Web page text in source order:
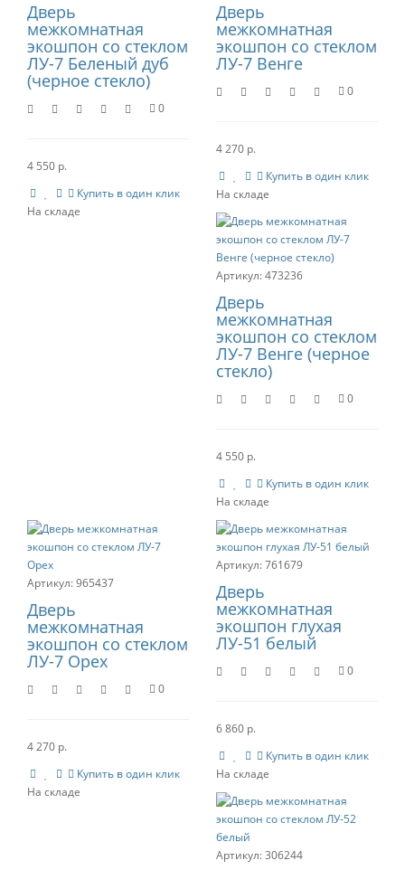
Дверь
межкомнатная
экошпон со стеклом
ЛУ-7 Беленый дуб
(черное стекло)
0
4 550 р.
Купить в один клик
Дверь
межкомнатная
экошпон со стеклом
ЛУ-7 Венге
0
4 270 р.
Купить в один клик
473236
Дверь
межкомнатная
экошпон со стеклом
ЛУ-7 Венге (черное
стекло)
0
4 550 р.
Купить в один клик
965437
Дверь
межкомнатная
экошпон со стеклом
ЛУ-7 Орех
0
4 270 р.
Купить в один клик
761679
Дверь
межкомнатная
экошпон глухая
ЛУ-51 белый
0
6 860 р.
Купить в один клик
306244